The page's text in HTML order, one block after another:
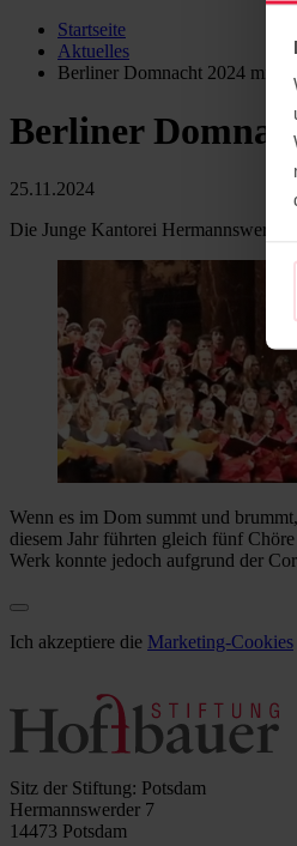
Startseite
Aktuelles
Berliner Domnacht 2024 mit
Berliner
25.11.2024
Die Junge Kantorei Hermannswerder
Wenn es im Dom summt und
diesem Jahr führten gleich fünf
Werk konnte jedoch aufgrund der
Ich akzeptiere die Marketing-Cookies
Sitz der Stiftung: Potsdam
Hermannswerder 7
14473 Potsdam